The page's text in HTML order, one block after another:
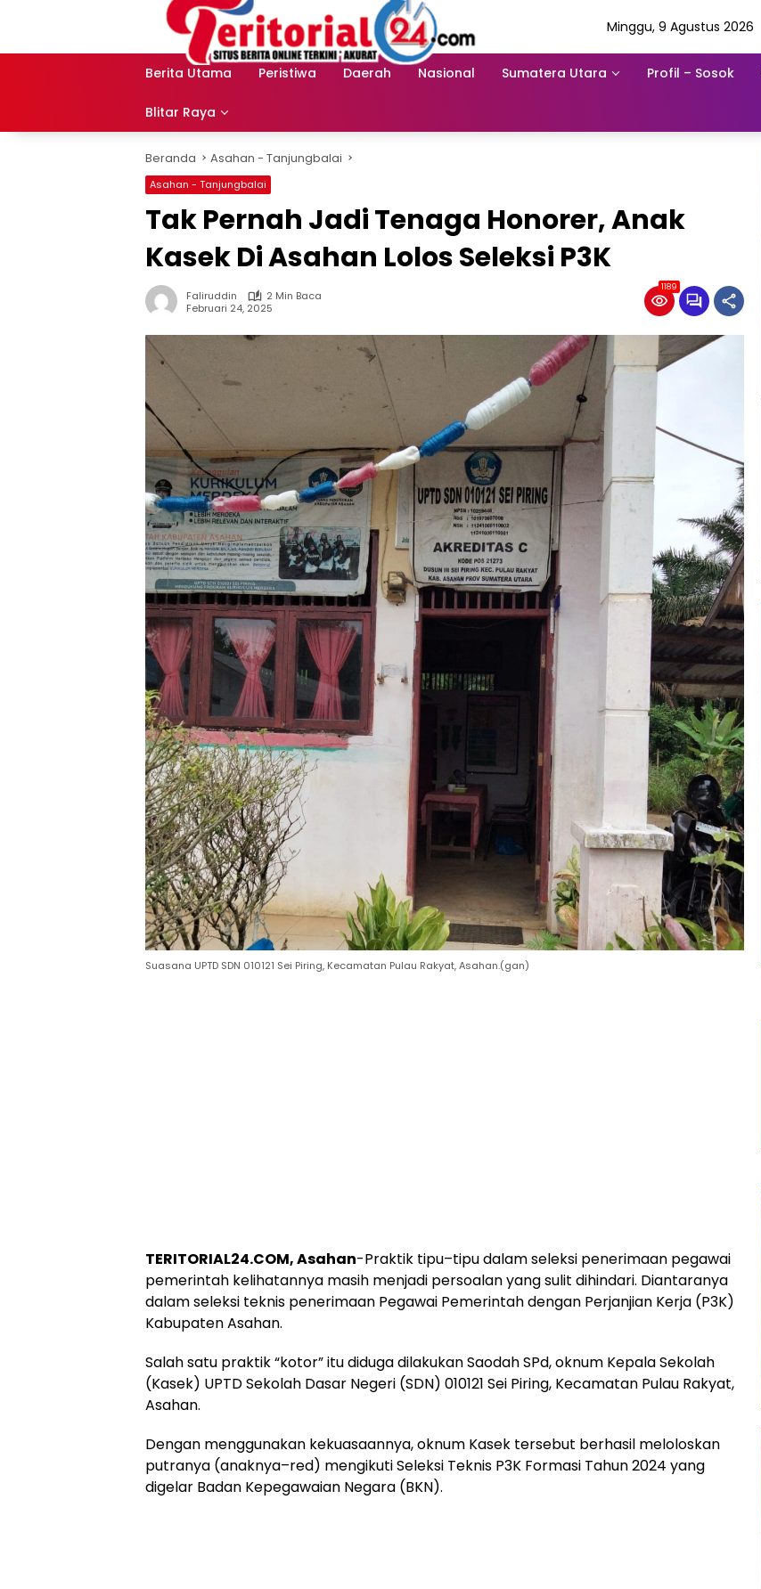
Minggu, 9 Agustus 2026
Berita Utama Peristiwa Daerah Nasional Sumatera Utara Profil – Sosok
Blitar Raya
Beranda Asahan - Tanjungbalai
Asahan - Tanjungbalai
Tak Pernah Jadi Tenaga Honorer, Anak
Kasek Di Asahan Lolos Seleksi P3K
Faliruddin
2 Min Baca
Februari 24, 2025
1189
Suasana UPTD SDN 010121 Sei Piring, Kecamatan Pulau Rakyat, Asahan.(gan)
TERITORIAL24.COM, Asahan-Praktik tipu–tipu dalam seleksi penerimaan pegawai
pemerintah kelihatannya masih menjadi persoalan yang sulit dihindari. Diantaranya
dalam seleksi teknis penerimaan Pegawai Pemerintah dengan Perjanjian Kerja (P3K)
Kabupaten Asahan.
Salah satu praktik “kotor” itu diduga dilakukan Saodah SPd, oknum Kepala Sekolah
(Kasek) UPTD Sekolah Dasar Negeri (SDN) 010121 Sei Piring, Kecamatan Pulau Rakyat,
Asahan.
Dengan menggunakan kekuasaannya, oknum Kasek tersebut berhasil meloloskan
putranya (anaknya–red) mengikuti Seleksi Teknis P3K Formasi Tahun 2024 yang
digelar Badan Kepegawaian Negara (BKN).